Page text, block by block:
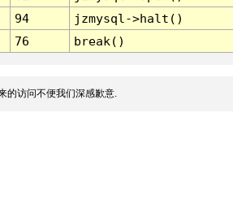
94
jzmysql->halt()
76 break()
的访问不便我们深感歉意.